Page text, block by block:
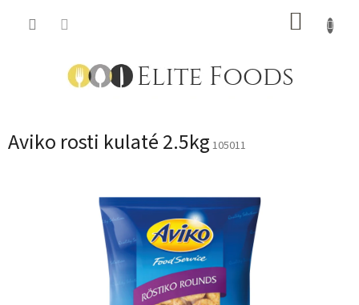
Aviko rosti kulaté 2.5kg 105011